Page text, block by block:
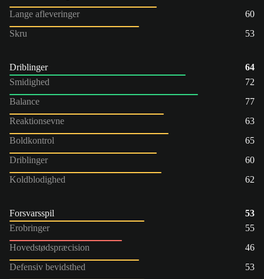
Lange afleveringer
60
Skru
53
Driblinger
64
Smidighed
72
Balance
77
Reaktionsevne
63
Boldkontrol
65
Driblinger
60
Koldblodighed
62
Forsvarsspil
53
Erobringer
55
Hovedstødspræcision
46
Defensiv bevidsthed
53